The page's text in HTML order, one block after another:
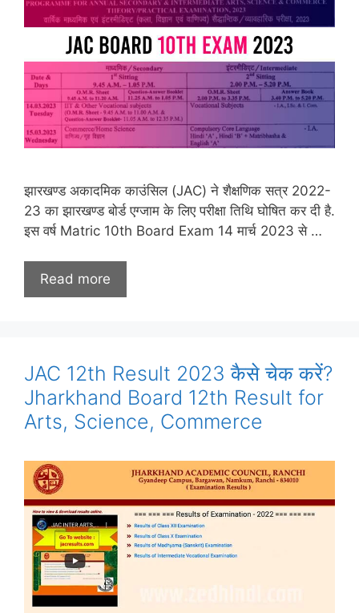
झारखण्ड अकादमिक काउंसिल (JAC) ने शैक्षणिक सत्र 2022-
23 का झारखण्ड बोर्ड एग्जाम के लिए परीक्षा तिथि घोषित कर दी है.
इस वर्ष Matric 10th Board Exam 14 मार्च 2023 से …
Read more
JAC 12th Result 2023 कैसे चेक करें?
Jharkhand Board 12th Result for
Arts, Science, Commerce